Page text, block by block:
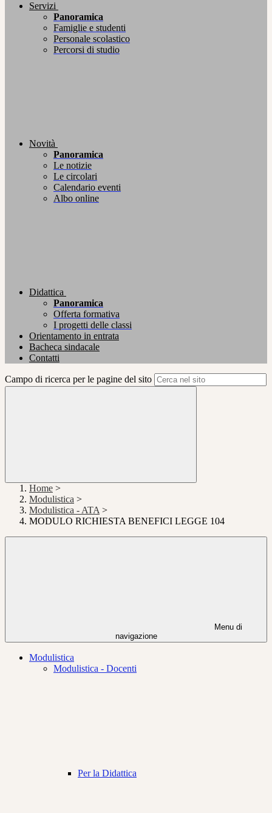
Servizi
Panoramica
Famiglie e studenti
Personale scolastico
Percorsi di studio
Novità
Panoramica
Le notizie
Le circolari
Calendario eventi
Albo online
Didattica
Panoramica
Offerta formativa
I progetti delle classi
Orientamento in entrata
Bacheca sindacale
Contatti
Campo di ricerca per le pagine del sito
Home >
Modulistica >
Modulistica - ATA >
MODULO RICHIESTA BENEFICI LEGGE 104
Menu di
navigazione
Modulistica
Modulistica - Docenti
Per la Didattica